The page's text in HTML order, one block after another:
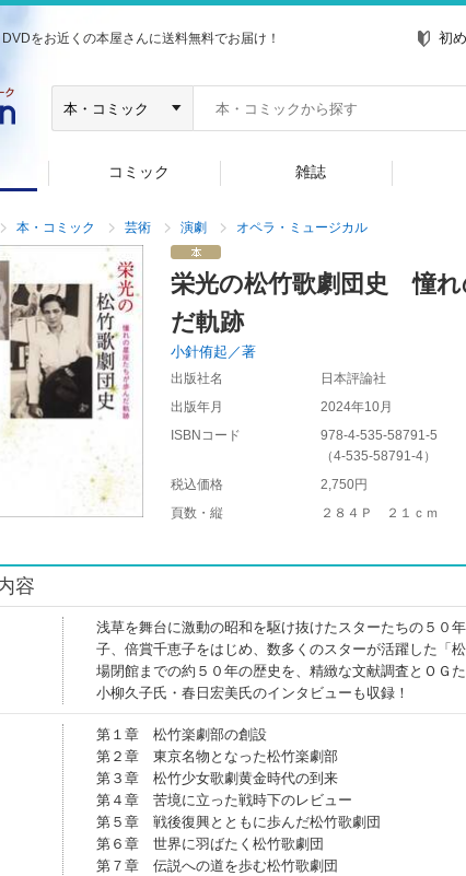
をお近くの本屋さんに送料無料でお届け！ 初
コミック 雑誌
本・コミック 芸術 演劇 オペラ・ミュージカル
栄光の松竹歌劇団史 憧れ
だ軌跡
小針侑起／著
出版社名
日本評論社
出版年月
2024年10月
ISBNコード
978-4-535-58791-5
（4-535-58791-4）
税込価格
2,750円
頁数・縦
２８４Ｐ ２１ｃｍ
容
浅草を舞台に激動の昭和を駆け抜けたスターたちの５０
子、倍賞千恵子をはじめ、数多くのスターが活躍した「
場閉館までの約５０年の歴史を、精緻な文献調査とＯＧ
小柳久子氏・春日宏美氏のインタビューも収録！
第１章 松竹楽劇部の創設
第２章 東京名物となった松竹楽劇部
第３章 松竹少女歌劇黄金時代の到来
第４章 苦境に立った戦時下のレビュー
第５章 戦後復興とともに歩んだ松竹歌劇団
第６章 世界に羽ばたく松竹歌劇団
第７章 伝説への道を歩む松竹歌劇団